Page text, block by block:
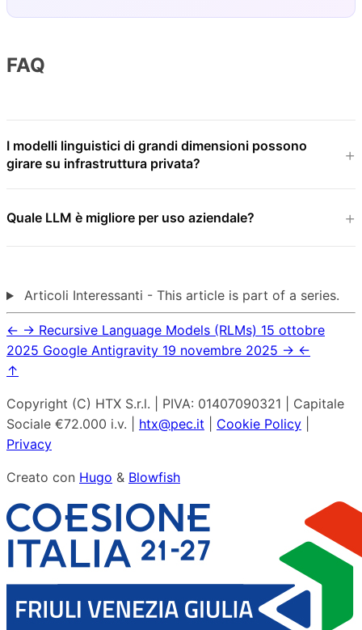
FAQ
I modelli linguistici di grandi dimensioni possono
girare su infrastruttura privata?
Quale LLM è migliore per uso aziendale?
Articoli Interessanti - This article is part of a series.
← → Recursive Language Models (RLMs) 15 ottobre
2025 Google Antigravity 19 novembre 2025 → ←
↑
Copyright (C) HTX S.r.l. | PIVA: 01407090321 | Capitale
Sociale €72.000 i.v. | htx@pec.it Cookie Policy
Privacy
Creato con Hugo & Blowfish